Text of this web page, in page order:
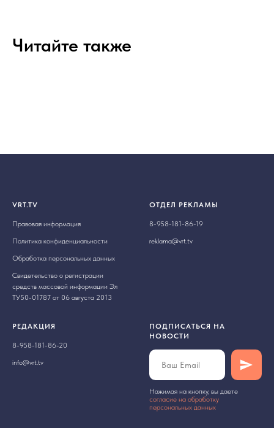
Читайте также
VRT.TV
Правовая информация
Политика конфиденциальности
Обработка персональных данных
Свидетельство о регистрации
средств массовой информации Эл
ТУ50-01787 от 06 августа 2013
ОТДЕЛ РЕКЛАМЫ
8-958-181-86-19
reklama@vrt.tv
РЕДАКЦИЯ
8-958-181-86-20
info@vrt.tv
ПОДПИСАТЬСЯ НА
НОВОСТИ
Нажимая на кнопку, вы даете
cогласие на обработку
персональных данных